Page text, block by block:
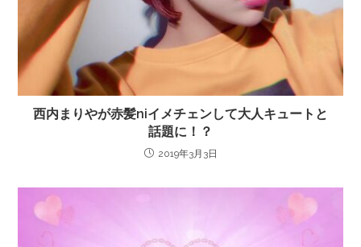
西内まりやが赤髪niイメチェンして大人キュートと
話題に！？
2019年3月3日